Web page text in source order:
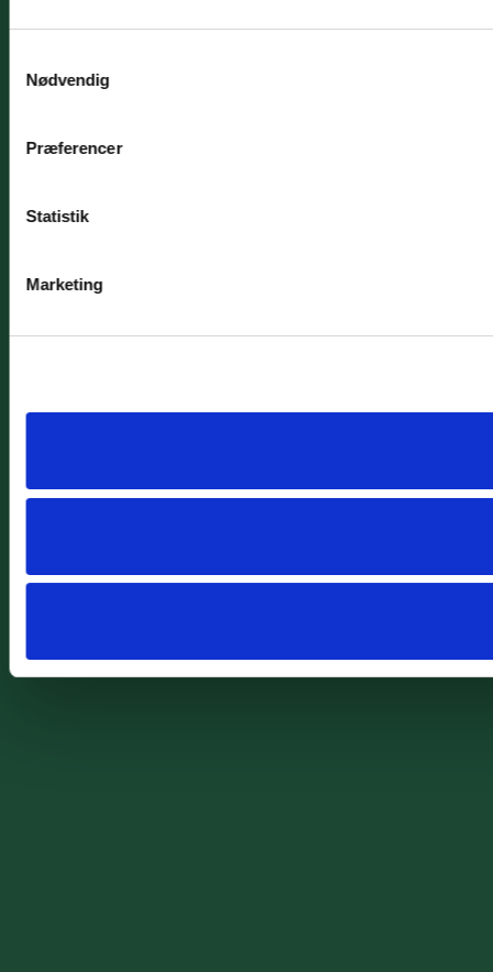
Nødvendig
Præferencer
Statistik
Marketing